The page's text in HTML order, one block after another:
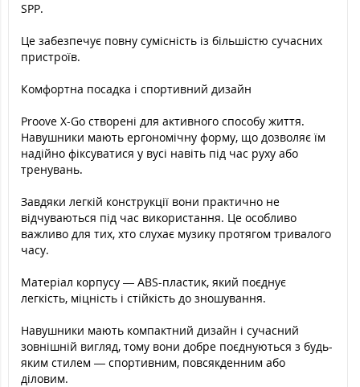
SPP.
Це забезпечує повну сумісність із більшістю сучасних
пристроїв.
Комфортна посадка і спортивний дизайн
Proove X-Go створені для активного способу життя.
Навушники мають ергономічну форму, що дозволяє їм
надійно фіксуватися у вусі навіть під час руху або
тренувань.
Завдяки легкій конструкції вони практично не
відчуваються під час використання. Це особливо
важливо для тих, хто слухає музику протягом тривалого
часу.
Матеріал корпусу — ABS-пластик, який поєднує
легкість, міцність і стійкість до зношування.
Навушники мають компактний дизайн і сучасний
зовнішній вигляд, тому вони добре поєднуються з будь-
яким стилем — спортивним, повсякденним або
діловим.